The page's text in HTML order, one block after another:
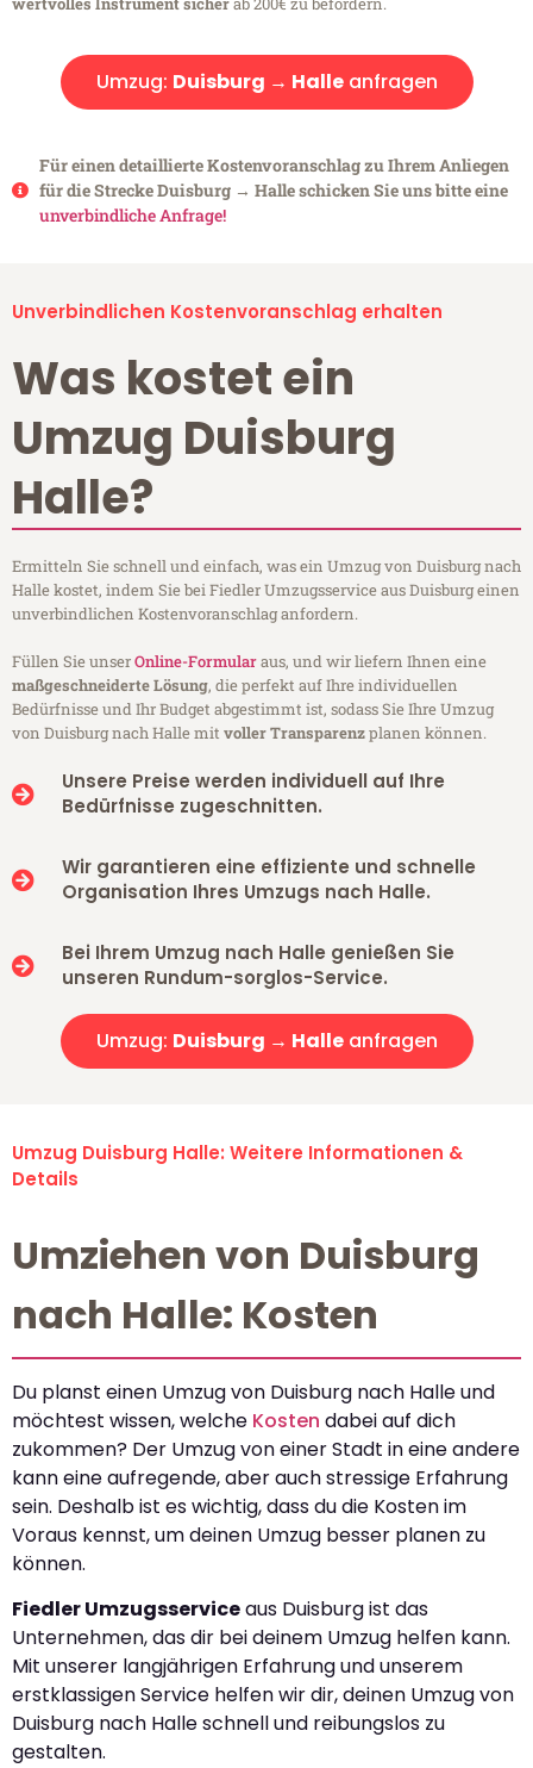
Umzug: Duisburg → Halleanfragen
Für einen detaillierte Kostenvoranschlag zu Ihrem Anliegen
für die Strecke Duisburg → Halle schicken Sie uns bitte eine
unverbindliche Anfrage!
Unverbindlichen Kostenvoranschlag erhalten
Was kostet ein
Umzug Duisburg
Halle?
Ermitteln Sie schnell und einfach, was ein Umzug von Duisburg nach
Halle kostet, indem Sie bei Fiedler Umzugsservice aus Duisburg einen
unverbindlichen Kostenvoranschlag anfordern.
Füllen Sie unserOnline-Formularaus, und wir liefern Ihnen eine
maßgeschneiderte Lösung, die perfekt auf Ihre individuellen
Bedürfnisse und Ihr Budget abgestimmt ist, sodass Sie Ihre Umzug
von Duisburg nach Halle mitvoller Transparenzplanen können.
Unsere Preise werden individuell auf Ihre
Bedürfnisse zugeschnitten.
Wir garantieren eine effiziente und schnelle
Organisation Ihres Umzugs nach Halle.
Bei Ihrem Umzug nach Halle genießen Sie
unseren Rundum-sorglos-Service.
Umzug: Duisburg → Halleanfragen
Umzug Duisburg Halle: Weitere Informationen &
Details
Umziehen von Duisburg
nach Halle: Kosten
Du planst einen Umzug von Duisburg nach Halle und
möchtest wissen, welche Kosten dabei auf dich
zukommen? Der Umzug von einer Stadt in eine andere
kann eine aufregende, aber auch stressige Erfahrung
sein. Deshalb ist es wichtig, dass du die Kosten im
Voraus kennst, um deinen Umzug besser planen zu
können.
Fiedler Umzugsserviceaus Duisburg ist das
Unternehmen, das dir bei deinem Umzug helfen kann.
Mit unserer langjährigen Erfahrung und unserem
erstklassigen Service helfen wir dir, deinen Umzug von
Duisburg nach Halle schnell und reibungslos zu
gestalten.